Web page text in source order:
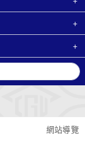
搜
網站導覽